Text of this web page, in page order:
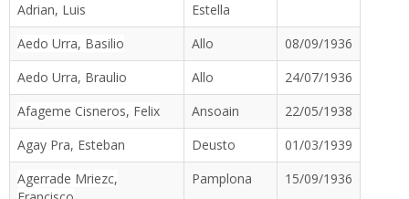
Adrian, Luis
Estella
Aedo Urra, Basilio
Allo
08/09/1936
Aedo Urra, Braulio
Allo
24/07/1936
Afageme Cisneros, Felix
Ansoain
22/05/1938
Agay Pra, Esteban
Deusto
01/03/1939
Agerrade Mriezc,
Pamplona 15/09/1936